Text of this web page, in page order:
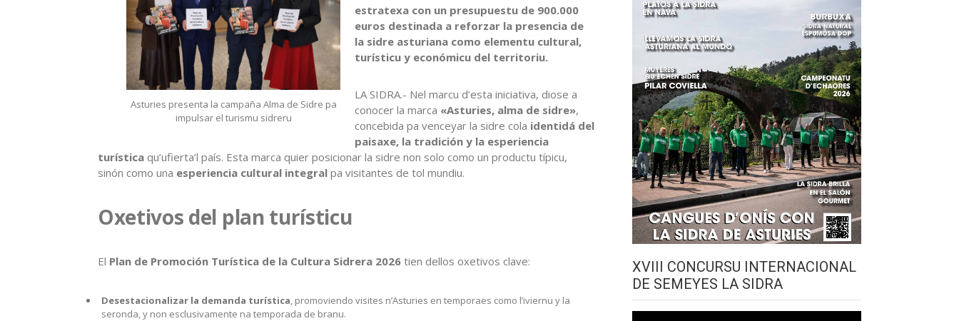
Asturies presenta la campaña Alma de Sidre pa
impulsar el turismu sidreru
estratexa con un presupuestu de 900.000
euros destinada a reforzar la presencia de
la sidre asturiana como elementu cultural,
turísticu y económicu del territoriu.
LA SIDRA.- Nel marcu d’esta iniciativa, diose a
conocer la marca «Asturies, alma de sidre»,
concebida pa venceyar la sidre cola identidá del
paisaxe, la tradición y la esperiencia
turística qu’ufierta’l país. Esta marca quier posicionar la sidre non solo como un productu típicu,
sinón como una esperiencia cultural integral pa visitantes de tol mundiu.
Oxetivos del plan turísticu
El Plan de Promoción Turística de la Cultura Sidrera 2026 tien dellos oxetivos clave:
Desestacionalizar la demanda turística, promoviendo visites n’Asturies en temporaes como l’iviernu y la
seronda, y non esclusivamente na temporada de branu.
XVIII CONCURSU INTERNACIONAL
DE SEMEYES LA SIDRA